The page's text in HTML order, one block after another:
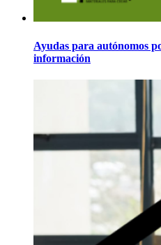
Ayudas para autónomos
información